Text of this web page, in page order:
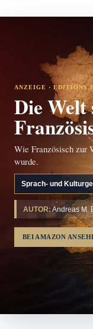
ANZEIGE · EDITIONS
Die
Wie Französisch zur
wurde.
Sprach- und
AUTOR: Andreas M.
BEI AMAZON